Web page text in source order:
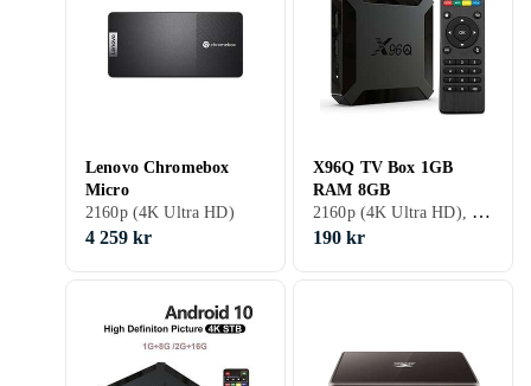
Lenovo Chromebox
Micro
2160p (4K Ultra HD)
4 259 kr
X96Q TV Box 1GB
RAM 8GB
2160p (4K Ultra HD), Inbyggd hårddisk
190 kr